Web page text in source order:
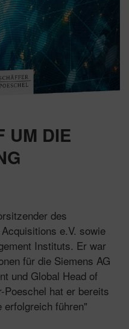
UM DIE
des
e.V. sowie
Instituts. Er war
für die Siemens AG
und Global Head of
Poeschel hat er bereits
erfolgreich führen"